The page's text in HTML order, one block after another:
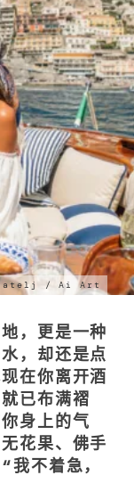
/ Ai Art
，更是一种
，却还是点
在你离开酒
已布满褶
身上的气
花果、佛手
不着急，